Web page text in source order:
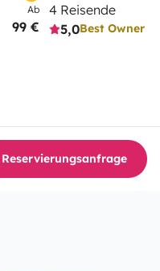
Ab
99 €
4 Reisende
5,0Best Owner
Reservierungsanfrage